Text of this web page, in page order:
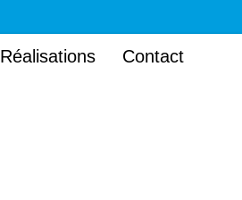
Réalisations Contact